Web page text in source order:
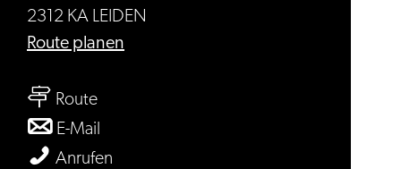
2312 KA LEIDEN
Route planen
Routebis
Jazz
&
E-Mail
Jazz
Anrufen